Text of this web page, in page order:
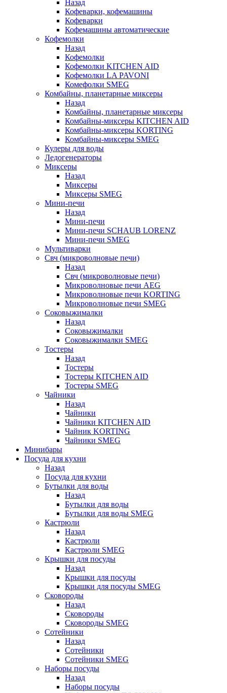
Назад
Кофеварки, кофемашины
Кофеварки
Кофемашины автоматические
Кофемолки
Назад
Кофемолки
Кофемолки KITCHEN AID
Кофемолки LA PAVONI
Комефолки SMEG
Комбайны, планетарные миксеры
Назад
Комбайны, планетарные миксеры
Комбайны-миксеры KITCHEN AID
Комбайны-миксеры KORTING
Комбайны-миксеры SMEG
Кулеры для воды
Ледогенераторы
Миксеры
Назад
Миксеры
Миксеры SMEG
Мини-печи
Назад
Мини-печи
Мини-печи SCHAUB LORENZ
Мини-печи SMEG
Мультиварки
Свч (микроволновые печи)
Назад
Свч (микроволновые печи)
Микроволновые печи AEG
Микроволновые печи KORTING
Микроволновые печи SMEG
Соковыжималки
Назад
Соковыжималки
Соковыжималки SMEG
Тостеры
Назад
Тостеры
Тостеры KITCHEN AID
Тостеры SMEG
Чайники
Назад
Чайники
Чайники KITCHEN AID
Чайник KORTING
Чайники SMEG
Минибары
Посуда для кухни
Назад
Посуда для кухни
Бутылки для воды
Назад
Бутылки для воды
Бутылки для воды SMEG
Кастрюли
Назад
Кастрюли
Кастрюли SMEG
Крышки для посуды
Назад
Крышки для посуды
Крышки для посуды SMEG
Сковороды
Назад
Сковороды
Сковороды SMEG
Сотейники
Назад
Сотейники
Сотейники SMEG
Наборы посуды
Назад
Наборы посуды